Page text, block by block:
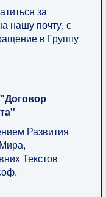
за
нашу почту, с
в Группу
Развития
Текстов